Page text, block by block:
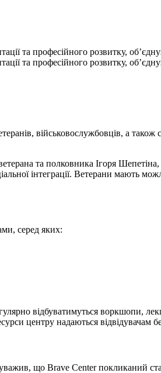
та професійного розвитку,
та професійного розвитку,
військовослужбовців, а також
та полковника Ігоря
інтеграції. Ветерани мають
серед яких:
відбуватимуться воркшопи,
центру надаються відвідувачам
що Brave Center покликаний